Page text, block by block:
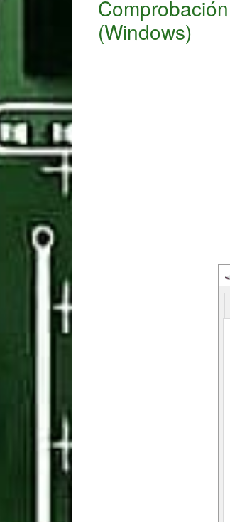
(Windows)